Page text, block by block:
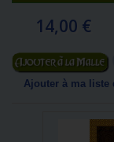
14,00 €
Ajouter au panier
Ajouter à ma liste